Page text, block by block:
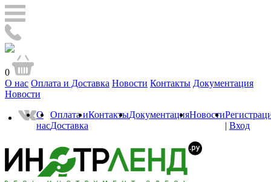
0
О нас Оплата и Доставка Новости Контакты Документация
Новости
О
нас
Оплата и
Доставка
КонтактыДокументацияНовости
| Вход